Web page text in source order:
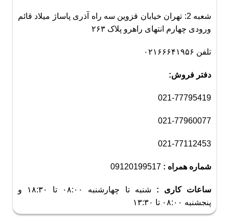
شعبه 2: تهران خیابان قزوین سه راه آذری پاساژ میلاد قائم
ورودی چهارم انتهای راهرو پلاک ۲۶۳
تلفن ۰۲۱۶۶۶۴۱۹۵۶
دفتر فروش:
021-77795419
021-77960077
021-77112453
شماره همراه : 09120199517
ساعات کاری : شنبه تا چهارشنبه ۰۸:۰۰ تا ۱۸:۳۰ و
پنجشنبه ۰۸:۰۰ تا ۱۳:۳۰